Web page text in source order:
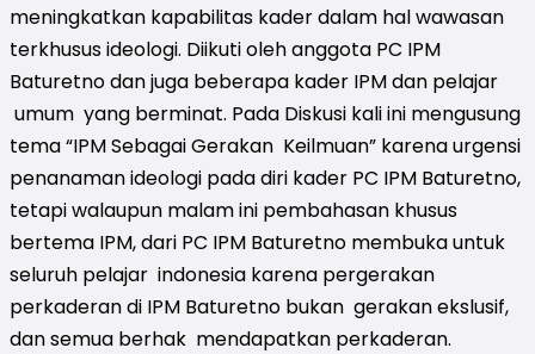
meningkatkan kapabilitas kader dalam hal wawasan
terkhusus ideologi. Diikuti oleh anggota PC IPM
Baturetno dan juga beberapa kader IPM dan pelajar
umum yang berminat. Pada Diskusi kali ini mengusung
tema “IPM Sebagai Gerakan Keilmuan” karena urgensi
penanaman ideologi pada diri kader PC IPM Baturetno,
tetapi walaupun malam ini pembahasan khusus
bertema IPM, dari PC IPM Baturetno membuka untuk
seluruh pelajar indonesia karena pergerakan
perkaderan di IPM Baturetno bukan gerakan ekslusif,
dan semua berhak mendapatkan perkaderan.